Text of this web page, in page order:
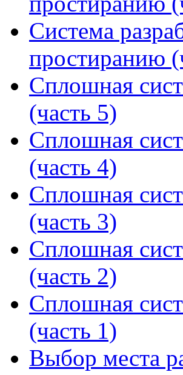
Система
простиранию
Сплошная
(часть 5)
Сплошная
(часть 4)
Сплошная
(часть 3)
Сплошная
(часть 2)
Сплошная
(часть 1)
Выбор места